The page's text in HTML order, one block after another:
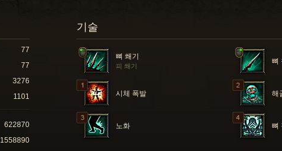
기술
뼈 쐐기
피 쐐기
뼈
시체 폭발 해
노화 뼈
77
77
3276
1101
622870
1558890